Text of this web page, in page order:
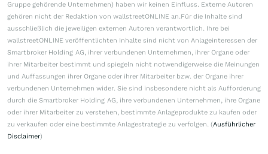
Gruppe gehörende Unternehmen) haben wir keinen Einfluss. Externe Autoren
gehören nicht der Redaktion von wallstreetONLINE an.Für die Inhalte sind
ausschließlich die jeweiligen externen Autoren verantwortlich. Ihre bei
wallstreetONLINE veröffentlichten Inhalte sind nicht von Anlageinteressen der
Smartbroker Holding AG, ihrer verbundenen Unternehmen, ihrer Organe oder
ihrer Mitarbeiter bestimmt und spiegeln nicht notwendigerweise die Meinungen
und Auffassungen ihrer Organe oder ihrer Mitarbeiter bzw. der Organe ihrer
verbundenen Unternehmen wider. Sie sind insbesondere nicht als Aufforderung
durch die Smartbroker Holding AG, ihre verbundenen Unternehmen, ihre Organe
oder ihrer Mitarbeiter zu verstehen, bestimmte Anlageprodukte zu kaufen oder
zu verkaufen oder eine bestimmte Anlagestrategie zu verfolgen. (Ausführlicher
Disclaimer)